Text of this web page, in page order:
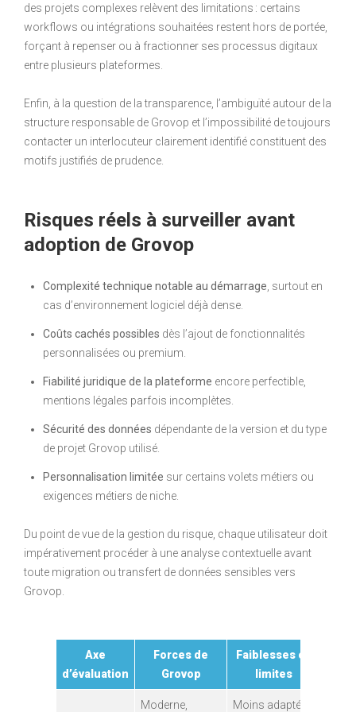
des projets complexes relèvent des limitations : certains
workflows ou intégrations souhaitées restent hors de portée,
forçant à repenser ou à fractionner ses processus digitaux
entre plusieurs plateformes.
Enfin, à la question de la transparence, l’ambiguïté autour de la
structure responsable de Grovop et l’impossibilité de toujours
contacter un interlocuteur clairement identifié constituent des
motifs justifiés de prudence.
Risques réels à surveiller avant
adoption de Grovop
Complexité technique notable au démarrage , surtout en
cas d’environnement logiciel déjà dense.
Coûts cachés possibles dès l’ajout de fonctionnalités
personnalisées ou premium.
Fiabilité juridique de la plateforme encore perfectible,
mentions légales parfois incomplètes.
Sécurité des données dépendante de la version et du type
de projet Grovop utilisé.
Personnalisation limitée sur certains volets métiers ou
exigences métiers de niche.
Du point de vue de la gestion du risque, chaque utilisateur doit
impérativement procéder à une analyse contextuelle avant
toute migration ou transfert de données sensibles vers
Grovop.
Axe
d’évaluation
Forces de
Grovop
Faiblesses ou
limites
Moderne,
Moins adaptée